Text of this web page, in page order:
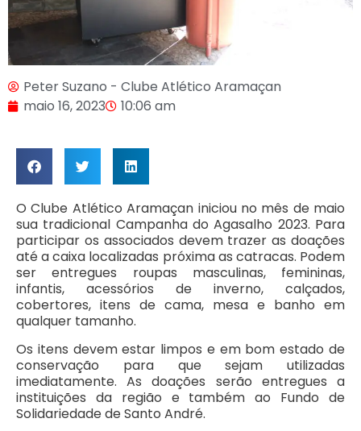
Peter Suzano - Clube Atlético Aramaçan
maio 16, 2023
10:06 am
O Clube Atlético Aramaçan iniciou no mês de maio
sua tradicional Campanha do Agasalho 2023. Para
participar os associados devem trazer as doações
até a caixa localizadas próxima as catracas. Podem
ser entregues roupas masculinas, femininas,
infantis, acessórios de inverno, calçados,
cobertores, itens de cama, mesa e banho em
qualquer tamanho.
Os itens devem estar limpos e em bom estado de
conservação para que sejam utilizadas
imediatamente. As doações serão entregues a
instituições da região e também ao Fundo de
Solidariedade de Santo André.